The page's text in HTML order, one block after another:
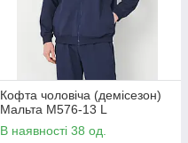
Кофта чоловіча (демісезон)
Мальта М576-13 L
В наявності 38 од.